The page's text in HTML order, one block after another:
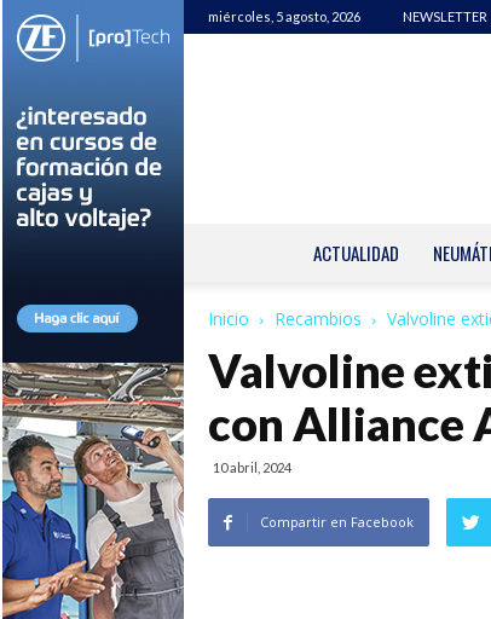
miércoles, 5 agosto, 2026 NEWSLETTER
ACTUALIDAD
Inicio Recambios Valvoline
Valvoline
con Alliance
10 abril, 2024
Compartir en Facebook